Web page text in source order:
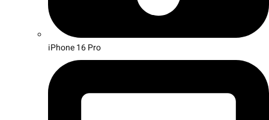
iPhone 16 Pro